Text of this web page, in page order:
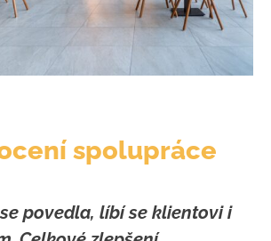
spolupráce
povedla, líbí se klientovi i